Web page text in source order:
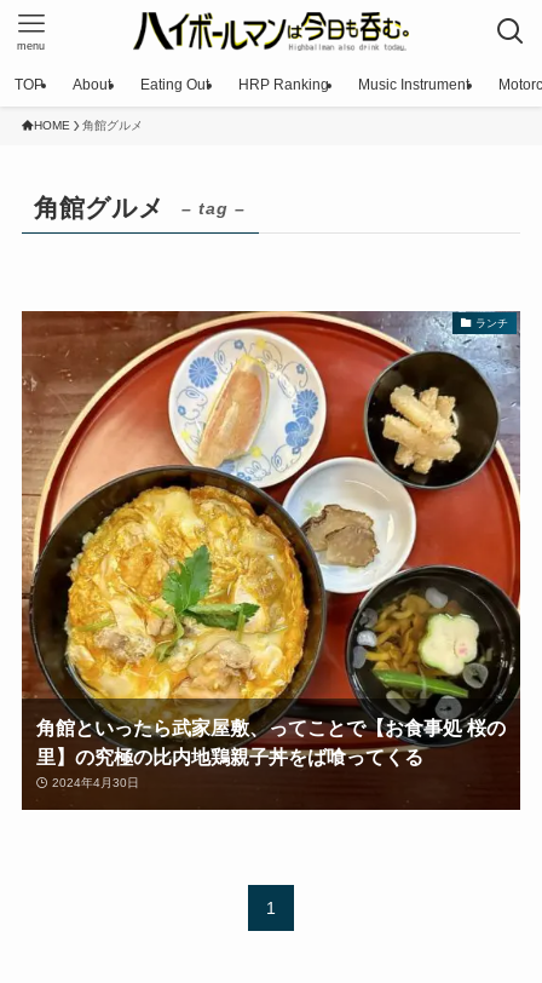
menu
TOP About Eating Out HRP Ranking Music Instrument
HOME 角館グルメ
角館グルメ – tag –
ランチ
角館といったら武家屋敷、ってことで【お食事処 桜の
里】の究極の比内地鶏親子丼をば喰ってくる
2024年4月30日
1